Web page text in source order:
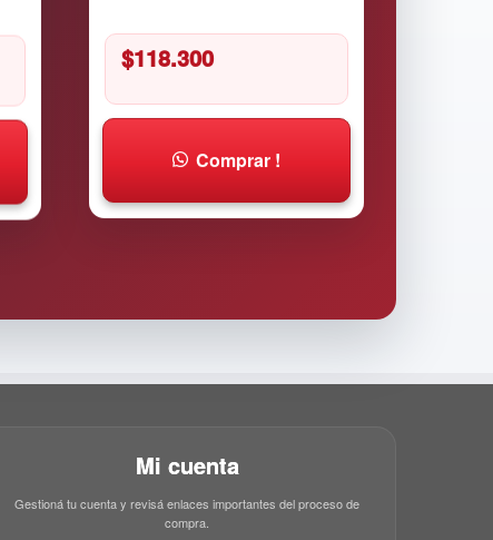
$118.300
Comprar !
Mi cuenta
Gestioná tu cuenta y revisá enlaces importantes del proceso de
compra.